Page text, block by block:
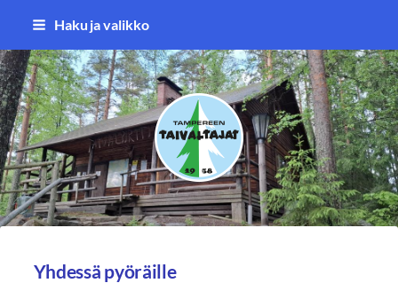
Siirry
sisältöön
Haku ja valikko
Tampereen Taivaltajat ry
Yhdessä pyöräille